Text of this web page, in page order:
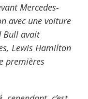
Mercedes-
avec une voiture
Bull avait
Lewis Hamilton
premières